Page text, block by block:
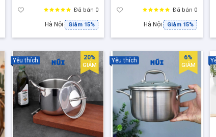
ZD3L22T]
Đã bán 0
Hà Nội Giảm 15%
Đã bán 0
Hà Nội Giảm 15%
Yêu thích 20%
GIẢM
Yêu thích 6%
GIẢM